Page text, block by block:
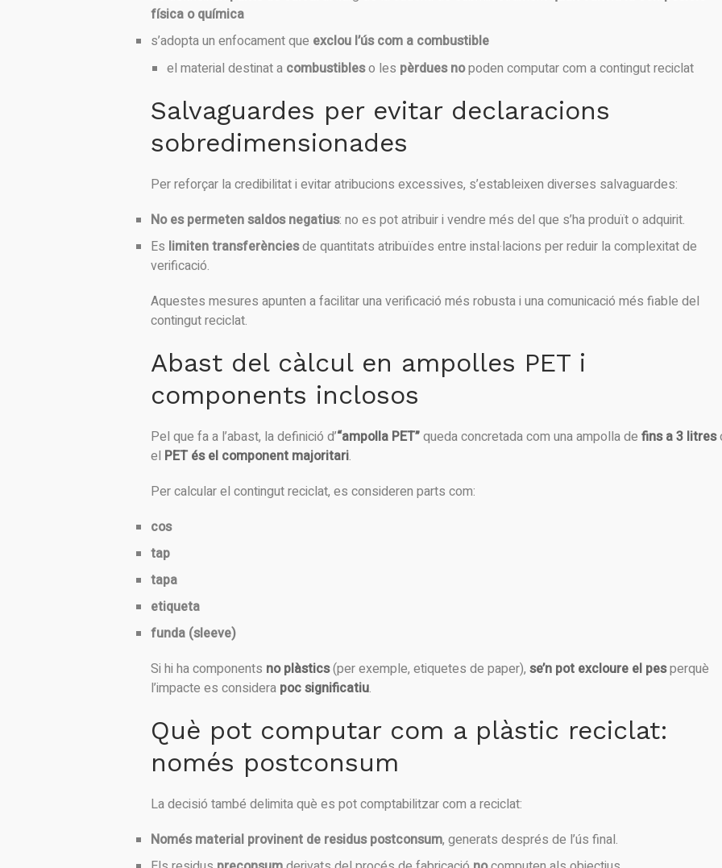
física o química
s’adopta un enfocament que exclou l’ús com a combustible
el material destinat a combustibleso les pèrdues nopoden computar com a contingut reciclat
Salvaguardes per evitar declaracions
sobredimensionades
Per reforçar la credibilitat i evitar atribucions excessives, s’estableixen diverses salvaguardes:
No es permeten saldos negatius: no es pot atribuir i vendre més del que s’ha produït o adquirit.
Es limiten transferènciesde quantitats atribuïdes entre instal·lacions per reduir la complexitat de
verificació.
Aquestes mesures apunten a facilitar una verificació més robusta i una comunicació més fiable del
contingut reciclat.
Abast del càlcul en ampolles PET i
components inclosos
Pel que fa a l’abast, la definició d’“ampolla PET”queda concretada com una ampolla de fins a 3 litres
el PET és el component majoritari.
Per calcular el contingut reciclat, es consideren parts com:
cos
tap
tapa
etiqueta
funda (sleeve)
Si hi ha components no plàstics(per exemple, etiquetes de paper), se’n pot excloure el pesperquè
l’impacte es considera poc significatiu.
Què pot computar com a plàstic reciclat:
només postconsum
La decisió també delimita què es pot comptabilitzar com a reciclat:
Només material provinent de residus postconsum, generats després de l’ús final.